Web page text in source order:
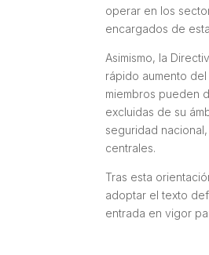
operar en los
encargados de
Asimismo, la
rápido aumento
miembros pueden
excluidas de su
seguridad
centrales.
Tras esta
adoptar el texto
entrada en vigor